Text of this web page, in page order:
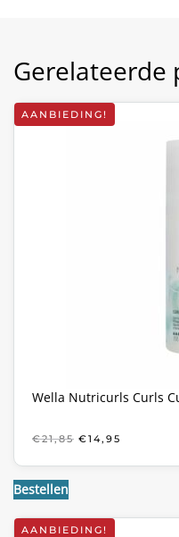
Gerelateerde
AANBIEDING!
Wella Nutricurls Curls
€21,85
WAS:
€14,95
IS:
Bestellen
AANBIEDING!